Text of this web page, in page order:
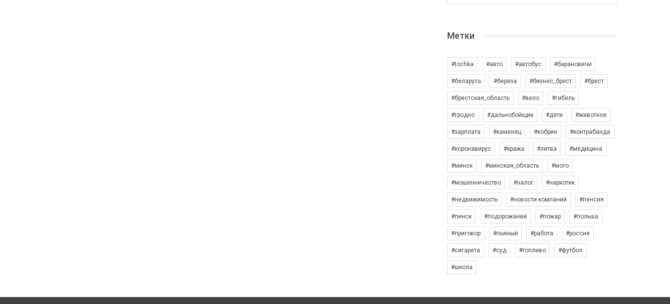
Метки
#tochka #авто #автобус #барановичи
#беларусь #берёза #бизнес_брест #брест
#брестская_область #вело #гибель
#гродно #дальнобойщик #дети #животное
#зарплата #каменец #кобрин #контрабанда
#коронавирус #кража #литва #медицина
#минск #минская_область #мото
#мошенничество #налог #наркотик
#недвижимость #новости компаний #пенсия
#пинск #подорожание #пожар #польша
#приговор #пьяный #работа #россия
#сигарета #суд #топливо #футбол
#школа